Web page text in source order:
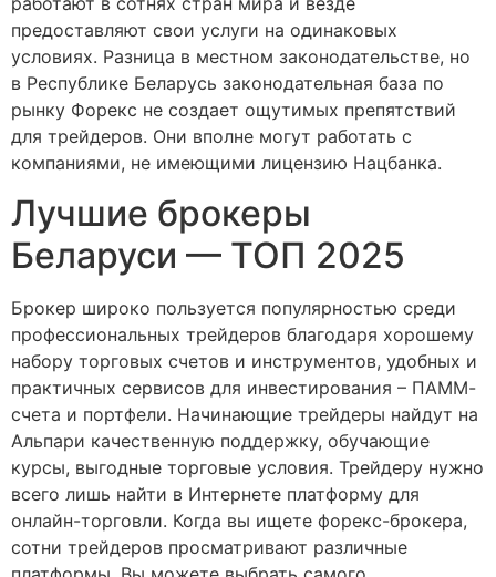
предоставляют свои услуги на одинаковых
условиях. Разница в местном законодательстве, но
в Республике Беларусь законодательная база по
рынку Форекс не создает ощутимых препятствий
для трейдеров. Они вполне могут работать с
компаниями, не имеющими лицензию Нацбанка.
Лучшие брокеры
Беларуси — ТОП 2025
Брокер широко пользуется популярностью среди
профессиональных трейдеров благодаря хорошему
набору торговых счетов и инструментов, удобных и
практичных сервисов для инвестирования – ПАММ-
счета и портфели. Начинающие трейдеры найдут на
Альпари качественную поддержку, обучающие
курсы, выгодные торговые условия. Трейдеру нужно
всего лишь найти в Интернете платформу для
онлайн-торговли. Когда вы ищете форекс-брокера,
сотни трейдеров просматривают различные